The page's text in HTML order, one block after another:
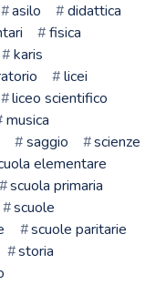
asilo
didattica
fisica
karis
licei
liceo scientifico
musica
saggio
scienze
elementare
scuola primaria
scuole
scuole paritarie
storia